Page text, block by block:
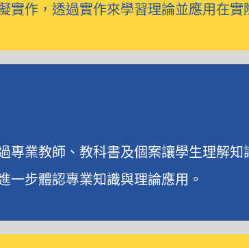
實作，透過實作來學習理論並應用在實
專業教師、教科書及個案讓學生理解知
一步體認專業知識與理論應用。